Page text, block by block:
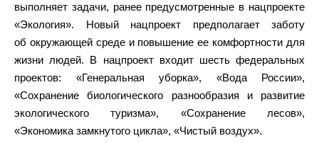
выполняет задачи, ранее предусмотренные в нацпроекте
«Экология». Новый нацпроект предполагает заботу
об окружающей среде и повышение ее комфортности для
жизни людей. В нацпроект входит шесть федеральных
проектов: «Генеральная уборка», «Вода России»,
«Сохранение биологического разнообразия и развитие
экологического туризма», «Сохранение лесов»,
«Экономика замкнутого цикла», «Чистый воздух».